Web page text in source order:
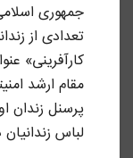
جمهوری
تعدادی از
کارآفرینی»
مقام ارشد
پرسنل زندان
لباس